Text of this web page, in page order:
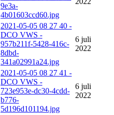
9e3a-
4b01603ccd60.jpg
2021-05-05 08 27 40 -
DCO VWS -
957b211f-5428-416c-
8dbd-
341a02991a24.jpg
6 juli
2022
2021-05-05 08 27 41 -
DCO VWS -
723e953e-dc30-4cdd-
b776-
5d196d101194.jpg
6 juli
2022